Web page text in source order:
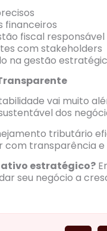
financeiros
fiscal responsável
com stakeholders
na gestão
vai muito
dos
tributário
transparência e
estratégico?
seu negócio a